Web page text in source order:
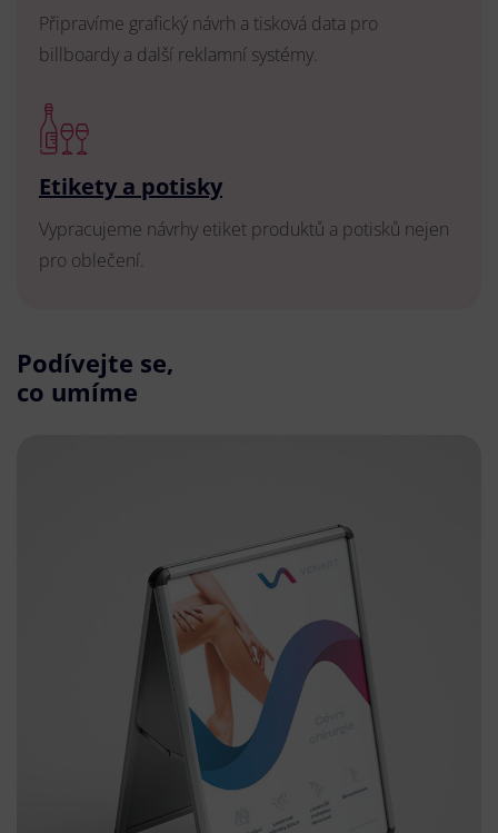
Připravíme grafický návrh a tisková data pro
billboardy a další reklamní systémy.
Etikety a potisky
Vypracujeme návrhy etiket produktů a potisků nejen
pro oblečení.
Podívejte se,
co umíme